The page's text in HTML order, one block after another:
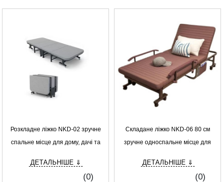
Розкладне ліжко NKD-02 зручне
спальне місце для дому, дачі та
ДЕТАЛЬНІШЕ ⇓
(0)
Складане ліжко NKD-06 80 см
зручне односпальне місце для
ДЕТАЛЬНІШЕ ⇓
(0)